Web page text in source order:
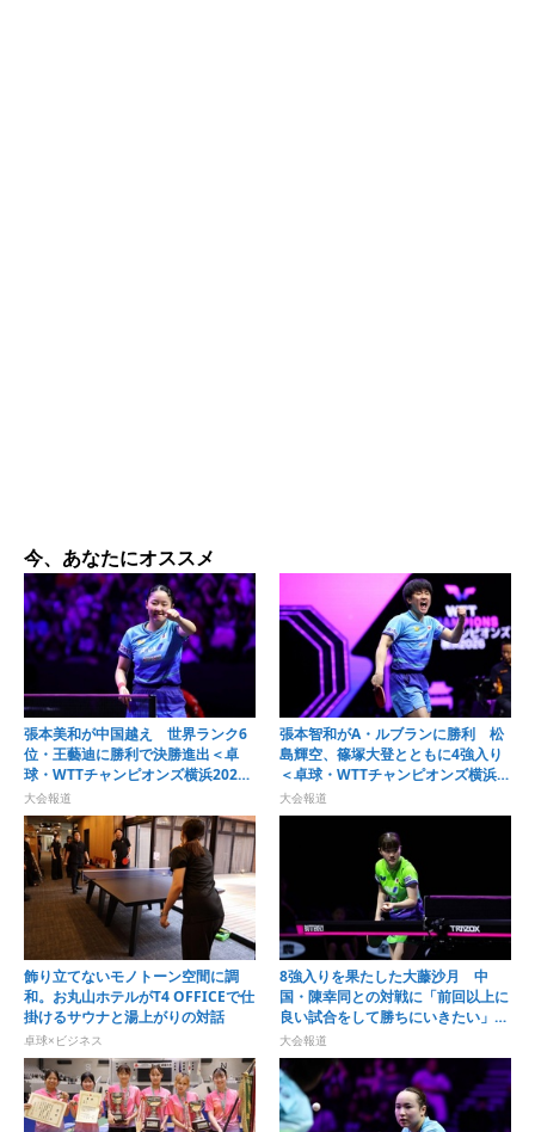
今、あなたにオススメ
張本美和が中国越え 世界ランク6
位・王藝迪に勝利で決勝進出＜卓
球・WTTチャンピオンズ横浜2026
＞
大会報道
張本智和がA・ルブランに勝利 松
島輝空、篠塚大登とともに4強入り
＜卓球・WTTチャンピオンズ横浜
2026＞
大会報道
飾り立てないモノトーン空間に調
和。お丸山ホテルがT4 OFFICEで仕
掛けるサウナと湯上がりの対話
卓球×ビジネス
8強入りを果たした大藤沙月 中
国・陳幸同との対戦に「前回以上に
良い試合をして勝ちにいきたい」＜
卓球・WTTチャンピオンズ横浜
2026＞
大会報道